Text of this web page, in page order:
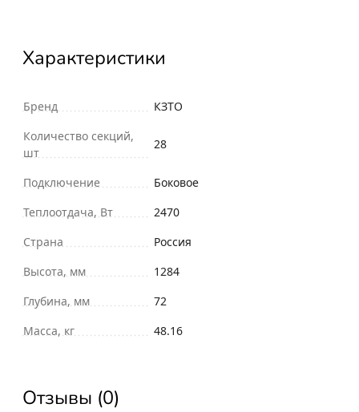
Характеристики
Бренд
КЗТО
Количество секций,
шт
28
Подключение
Боковое
Теплоотдача, Вт
2470
Страна
Россия
Высота, мм
1284
Глубина, мм
72
Масса, кг
48.16
Отзывы (0)